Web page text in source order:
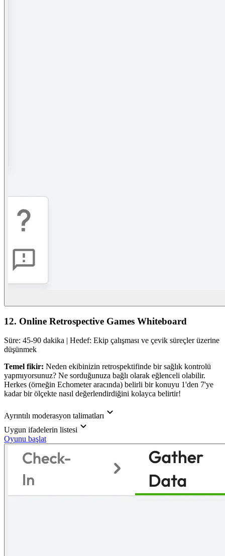
12. Online Retrospective Games Whiteboard
Süre: 45-90 dakika | Hedef: Ekip çalışması ve çevik süreçler üzerine
düşünmek
Temel fikir: Neden ekibinizin retrospektifinde bir sağlık kontrolü
yapmıyorsunuz? Ne sorduğunuza bağlı olarak eğlenceli olabilir.
Herkes (örneğin Echometer aracında) belirli bir konuyu 1'den 7'ye
kadar bir ölçekte nasıl değerlendirdiğini kolayca belirtir!
Ayrıntılı moderasyon talimatları
Uygun ifadelerin listesi
Oyunu başlat